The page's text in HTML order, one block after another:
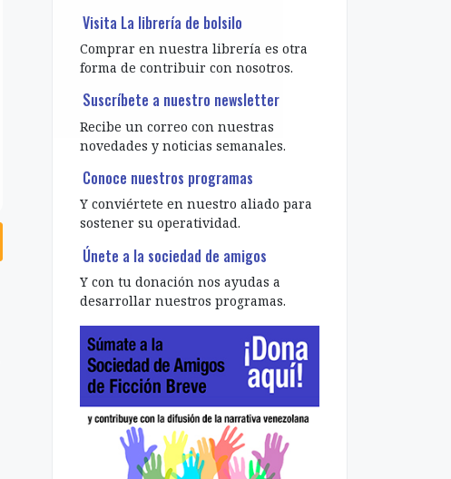
Visita La librería de bolsilo
Comprar en nuestra librería es otra
forma de contribuir con nosotros.
Suscríbete a nuestro newsletter
Recibe un correo con nuestras
novedades y noticias semanales.
Conoce nuestros programas
Y conviértete en nuestro aliado para
sostener su operatividad.
Únete a la sociedad de amigos
Y con tu donación nos ayudas a
desarrollar nuestros programas.